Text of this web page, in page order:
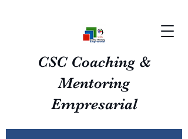
CSC Coaching &
Mentoring
Empresarial